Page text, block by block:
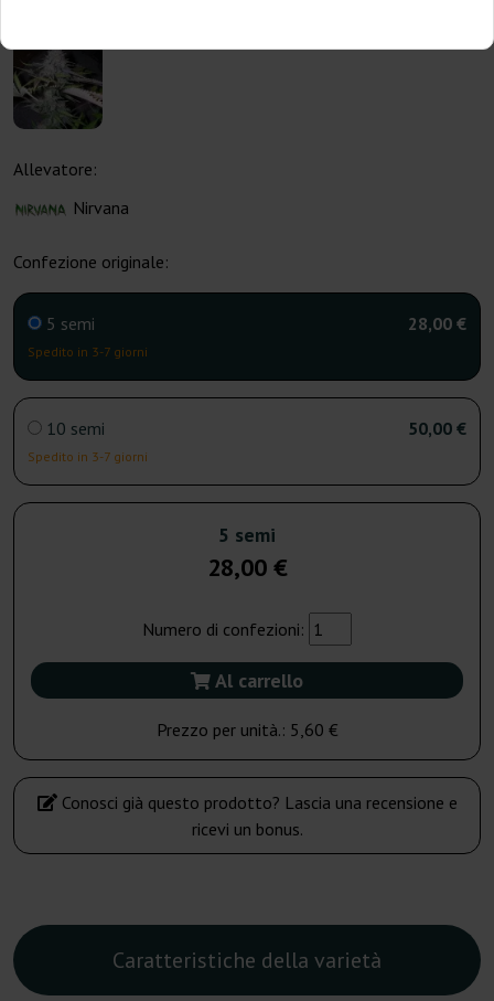
Allevatore:
Nirvana
Confezione originale:
5 semi
Spedito in 3-7 giorni
28,00 €
10 semi
Spedito in 3-7 giorni
50,00 €
5 semi
28,00 €
Numero di confezioni:
Al carrello
Prezzo per unità.: 5,60 €
Conosci già questo prodotto? Lascia una recensione e
ricevi un bonus.
Caratteristiche della varietà